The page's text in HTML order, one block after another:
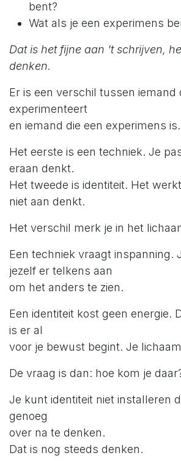
bent?
Wat als je een experimens
Dat is het fijne aan 't schrijven,
denken.
Er is een verschil tussen iemand
experimenteert
en iemand die een experimens is.
Het eerste is een techniek. Je
eraan denkt.
Het tweede is identiteit. Het
niet aan denkt.
Het verschil merk je in het
Een techniek vraagt inspanning.
jezelf er telkens aan
om het anders te zien.
Een identiteit kost geen energie.
is er al
voor je bewust begint. Je
De vraag is dan: hoe kom je
Je kunt identiteit niet installeren
genoeg
over na te denken.
Dat is nog steeds denken.